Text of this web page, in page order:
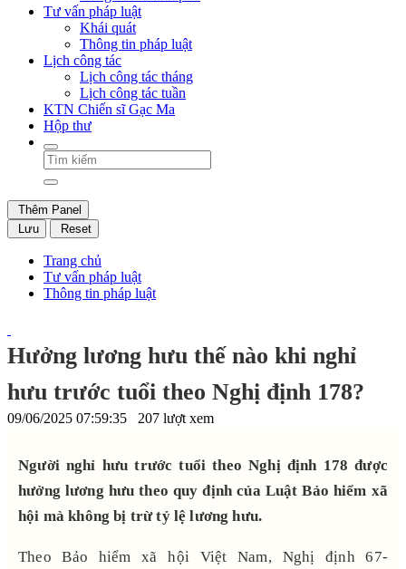
Tư vấn pháp luật
Khái quát
Thông tin pháp luật
Lịch công tác
Lịch công tác tháng
Lịch công tác tuần
KTN Chiến sĩ Gạc Ma
Hộp thư
Thêm Panel
Lưu
Reset
Trang chủ
Tư vấn pháp luật
Thông tin pháp luật
Hưởng lương hưu thế nào khi nghỉ
hưu trước tuổi theo Nghị định 178?
09/06/2025 07:59:35 207 lượt xem
Người nghỉ hưu trước tuổi theo Nghị định 178 được
hưởng lương hưu theo quy định của Luật Bảo hiểm xã
hội mà không bị trừ tỷ lệ lương hưu.
Theo Bảo hiểm xã hội Việt Nam, Nghị định 67-